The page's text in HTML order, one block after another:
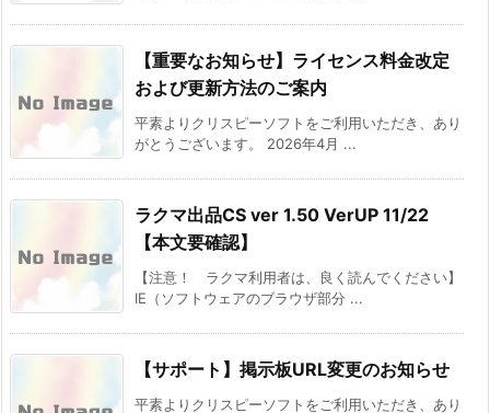
【重要なお知らせ】ライセンス料金改定
および更新方法のご案内
平素よりクリスピーソフトをご利用いただき、あり
がとうございます。 2026年4月 ...
ラクマ出品CS ver 1.50 VerUP 11/22
【本文要確認】
【注意！ ラクマ利用者は、良く読んでください】
IE（ソフトウェアのブラウザ部分 ...
【サポート】掲示板URL変更のお知らせ
平素よりクリスピーソフトをご利用いただき、あり